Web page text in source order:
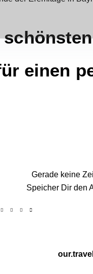
schönsten
einen
Gerade keine
Speicher Dir den